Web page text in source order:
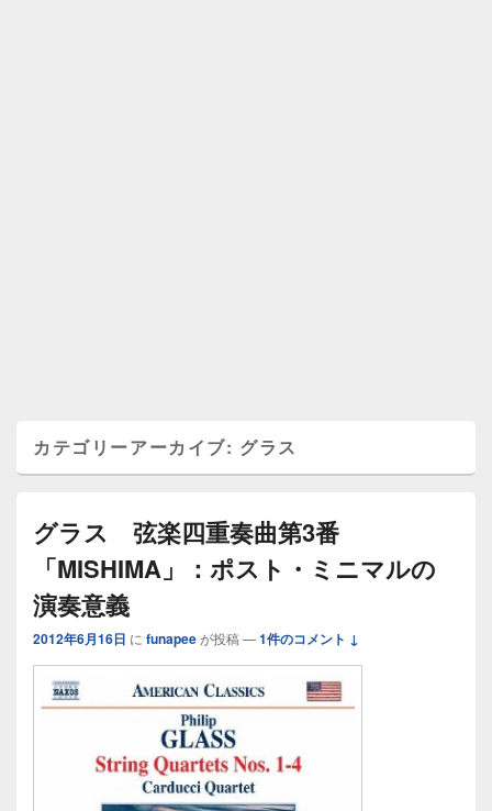
カテゴリーアーカイブ: グラス
グラス 弦楽四重奏曲第3番
「MISHIMA」：ポスト・ミニマルの
演奏意義
2012年6月16日 に funapeeが投稿 —1件のコメント ↓